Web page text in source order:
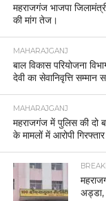
महराजगंज भाजपा
की मांग तेज।
MAHARAJGANJ
बाल विकास परियोजना
देवी का सेवानिवृत्ति सम्मान
MAHARAJGANJ
महराजगंज में पुलिस की दो
के मामलों में आरोपी गिरफ्तार
अड्डा,